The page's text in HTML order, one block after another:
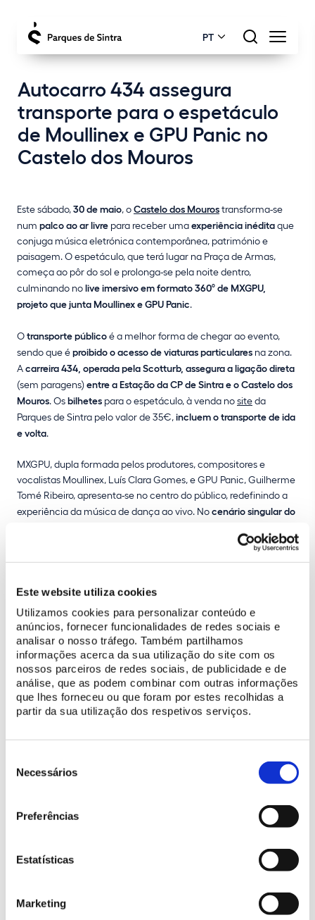
Este website utiliza cookies
Utilizamos cookies para personalizar conteúdo e
anúncios, fornecer funcionalidades de redes sociais e
analisar o nosso tráfego. Também partilhamos
informações acerca da sua utilização do site com os
nossos parceiros de redes sociais, de publicidade e de
análise, que as podem combinar com outras informações
que lhes forneceu ou que foram por estes recolhidas a
partir da sua utilização dos respetivos serviços.
Necessários
Preferências
Estatísticas
Marketing
PT
Autocarro 434 assegura
transporte para o espetáculo
de Moullinex e GPU Panic no
Castelo dos Mouros
Este sábado,30 de maio, oCastelo dos Mourostransforma-se
num palco ao ar livre para receber umaexperiência inéditaque
conjuga música eletrónica contemporânea, património e
paisagem. O espetáculo, que terá lugar na Praça de Armas,
começa ao pôr do sol e prolonga-se pela noite dentro,
culminando nolive imersivo em formato 360º de MXGPU,
projeto que junta Moullinex e GPU Panic.
Otransporte públicoé a melhor forma de chegar ao evento,
sendo que éproibido o acesso de viaturas particulares na zona.
Acarreira 434, operada pela Scotturb, assegura a ligação direta
(sem paragens)entre a Estação da CP de Sintra e o Castelo dos
Mouros. Osbilhetes para o espetáculo, à venda nositeda
Parques de Sintra pelo valor de 35€,incluem o transporte de ida
e volta.
MXGPU, dupla formada pelos produtores, compositores e
vocalistas Moullinex, Luís Clara Gomes, e GPU Panic, Guilherme
Tomé Ribeiro, apresenta-se no centro do público, redefinindo a
experiência da música de dança ao vivo. Nocenário singular do
envolvência ideal para
. O evento inclui
AParques de Sintra é a entidade promotora do evento, que é
produzido em parceria com aKETAe conta com oSTAR
Channele a rádioMega Hits como media Partners. A abertura
de portas está marcada para as 17h00.